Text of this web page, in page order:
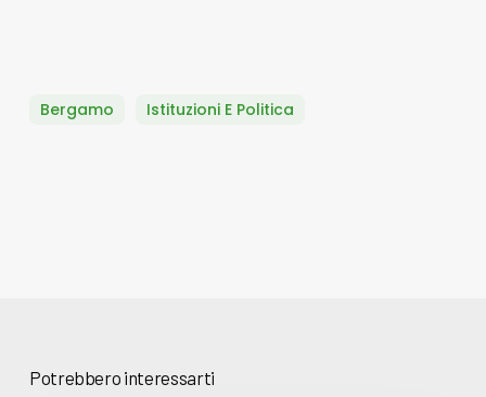
Bergamo Istituzioni E Politica
Potrebbero interessarti